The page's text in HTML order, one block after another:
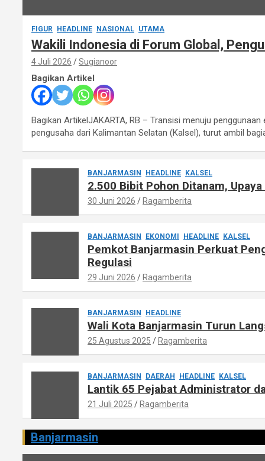
FIGUR HEADLINE NASIONAL UTAMA
Wakili Indonesia di Forum Global,
4 Juli 2026 Sugianoor
Bagikan Artikel
Bagikan ArtikelJAKARTA, RB – Transisi menuju
pengusaha dari Kalimantan Selatan (Kalsel), turut ambil
BANJARMASIN HEADLINE KALSEL
2.500 Bibit Pohon Ditanam,
30 Juni 2026 Ragamberita
BANJARMASIN EKONOMI HEADLINE KALSEL
Pemkot Banjarmasin Perkuat
Regulasi
29 Juni 2026 Ragamberita
BANJARMASIN HEADLINE
Wali Kota Banjarmasin Turun
25 Agustus 2025 Ragamberita
BANJARMASIN DAERAH HEADLINE KALSEL
Lantik 65 Pejabat Administrator
21 Juli 2025 Ragamberita
Banjarmasin